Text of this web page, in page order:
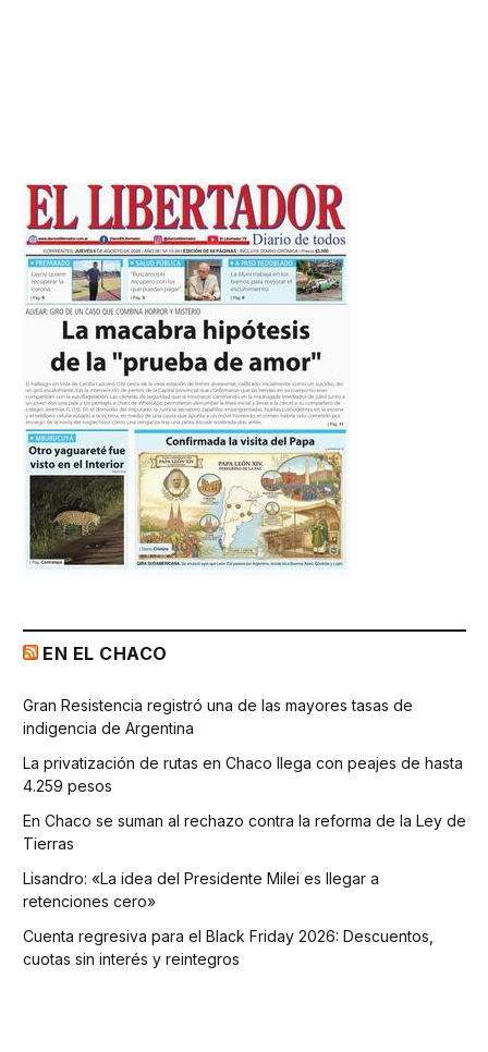
EN EL CHACO
Gran Resistencia registró una de las mayores tasas de
indigencia de Argentina
La privatización de rutas en Chaco llega con peajes de hasta
4.259 pesos
En Chaco se suman al rechazo contra la reforma de la Ley de
Tierras
Lisandro: «La idea del Presidente Milei es llegar a
retenciones cero»
Cuenta regresiva para el Black Friday 2026: Descuentos,
cuotas sin interés y reintegros